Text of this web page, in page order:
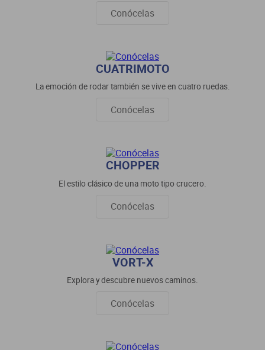
Conócelas
CUATRIMOTO
La emoción de rodar también se vive en cuatro ruedas.
Conócelas
CHOPPER
El estilo clásico de una moto tipo crucero.
Conócelas
VORT-X
Explora y descubre nuevos caminos.
Conócelas